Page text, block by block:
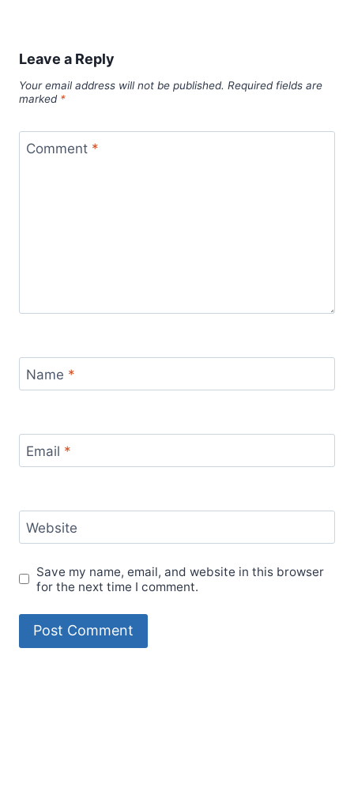
Leave a Reply
Your email address will not be published. Required fields are
marked *
Comment *
Name *
Email *
Website
Save my name, email, and website in this browser
for the next time I comment.